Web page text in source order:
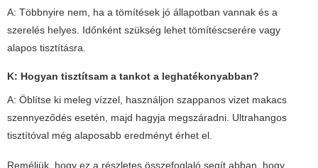
A: Többnyire nem, ha a tömítések jó állapotban vannak és a
szerelés helyes. Időnként szükség lehet tömítéscserére vagy
alapos tisztításra.
K: Hogyan tisztítsam a tankot a leghatékonyabban?
A: Öblítse ki meleg vízzel, használjon szappanos vizet makacs
szennyeződés esetén, majd hagyja megszáradni. Ultrahangos
tisztítóval még alaposabb eredményt érhet el.
Reméljük, hogy ez a részletes összefoglaló segít abban, hogy